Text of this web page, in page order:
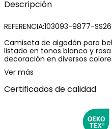
Descripción
REFERENCIA:103093-9877-SS26
Camiseta de algodón para
listado en tonos blanco y
decoración en diversos
Fabricada en tejido suave, es
los más pequeños. Ofrece
meses. Con cuello redondo y
para diversas estaciones. Su
Ver más
Certificados de calidad